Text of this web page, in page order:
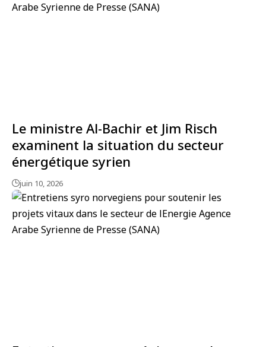
Le ministre Al-Bachir et Jim Risch
examinent la situation du secteur
énergétique syrien
juin 10, 2026